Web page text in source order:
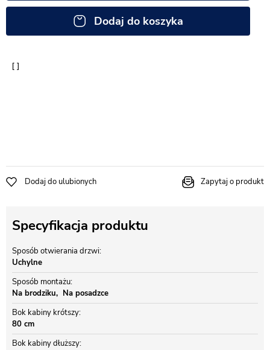
Dodaj do koszyka
Dodaj do ulubionych Zapytaj o produkt
Specyfikacja produktu
Sposób otwierania drzwi
Uchylne
Sposób montażu
Na brodziku
Na posadzce
Bok kabiny krótszy
80 cm
Bok kabiny dłuższy